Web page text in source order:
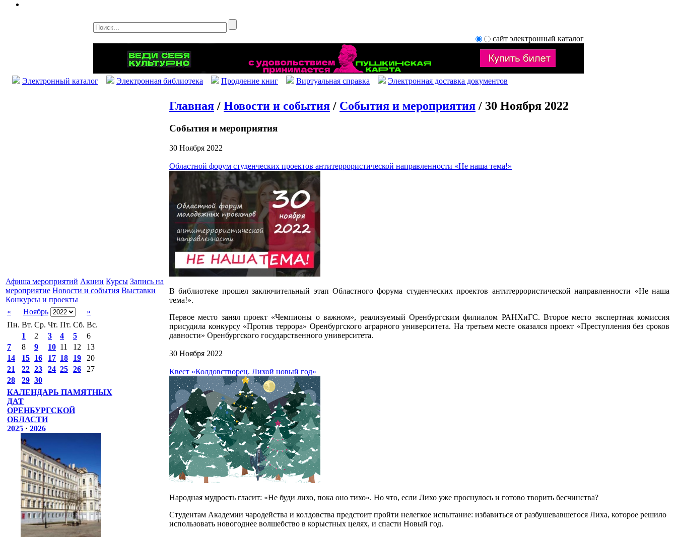
сайт электронный каталог
Электронный каталог Электронная библиотека Продление книг Виртуальная справка Электронная доставка документов
Афиша мероприятий Акции Курсы Запись на
мероприятие Новости и события Выставки
Конкурсы и проекты
«
Ноябрь
»
Пн. Вт. Ср. Чт. Пт. Сб. Вс.
1
2 3 4 5
6
7
8 9 10 11 12
13
14
15 16 17 18 19
20
21
22 23 24 25 26
27
28
29 30
КАЛЕНДАРЬ ПАМЯТНЫХ
ДАТ
ОРЕНБУРГСКОЙ
ОБЛАСТИ
2025 · 2026
Главная / Новости и события / События и мероприятия / 30 Ноября 2022
События и мероприятия
30 Ноября 2022
Областной форум студенческих проектов антитеррористической направленности «Не наша тема!»
В библиотеке прошел заключительный этап Областного форума студенческих проектов антитеррористической направленности «Не наша
тема!».
Первое место занял проект «Чемпионы о важном», реализуемый Оренбургским филиалом РАНХиГС. Второе место экспертная комиссия
присудила конкурсу «Против террора» Оренбургского аграрного университета. На третьем месте оказался проект «Преступления без сроков
давности» Оренбургского государственного университета.
30 Ноября 2022
Квест «Колдовстворец. Лихой новый год»
Народная мудрость гласит: «Не буди лихо, пока оно тихо». Но что, если Лихо уже проснулось и готово творить бесчинства?
Студентам Академии чародейства и колдовства предстоит пройти нелегкое испытание: избавиться от разбушевавшегося Лиха, которое решило
использовать новогоднее волшебство в корыстных целях, и спасти Новый год.